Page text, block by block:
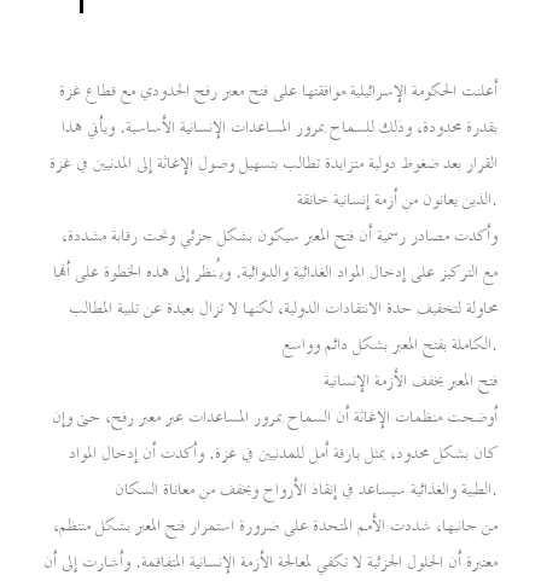
أعلنت الحكومة الإسرائيلية موافقتها على فتح معبر رفح الحدودي مع قطاع غزة
بقدرة محدودة، وذلك للسماح بمرور المساعدات الإنسانية الأساسية. ويأتي هذا
القرار بعد ضغوط دولية متزايدة تطالب بتسهيل وصول الإغاثة إلى المدنيين في غزة
الذين يعانون من أزمة إنسانية خانقة.
وأكدت مصادر رسمية أن فتح المعبر سيكون بشكل جزئي وتحت رقابة مشددة،
مع التركيز على إدخال المواد الغذائية والدوائية. ويُنظر إلى هذه الخطوة على أنها
محاولة لتخفيف حدة الانتقادات الدولية، لكنها لا تزال بعيدة عن تلبية المطالب
الكاملة بفتح المعبر بشكل دائم وواسع.
فتح المعبر يخفف الأزمة الإنسانية
أوضحت منظمات الإغاثة أن السماح بمرور المساعدات عبر معبر رفح، حتى وإن
كان بشكل محدود، يمثل بارقة أمل للمدنيين في غزة. وأكدت أن إدخال المواد
الطبية والغذائية سيساعد في إنقاذ الأرواح ويخفف من معاناة السكان.
من جانبها، شددت الأمم المتحدة على ضرورة استمرار فتح المعبر بشكل منتظم،
معتبرة أن الحلول الجزئية لا تكفي لمعالجة الأزمة الإنسانية المتفاقمة. وأشارت إلى أن